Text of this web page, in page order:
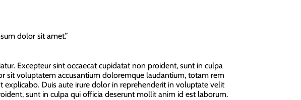
dolor sit amet.”
Excepteur sint occaecat cupidatat non proident, sunt in culpa
sit voluptatem accusantium doloremque laudantium, totam rem
Duis aute irure dolor in reprehenderit in voluptate velit
sunt in culpa qui officia deserunt mollit anim id est laborum.